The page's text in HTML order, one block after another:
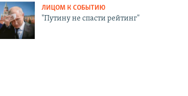
ЛИЦОМ К СОБЫТИЮ
"Путину не спасти рейтинг"